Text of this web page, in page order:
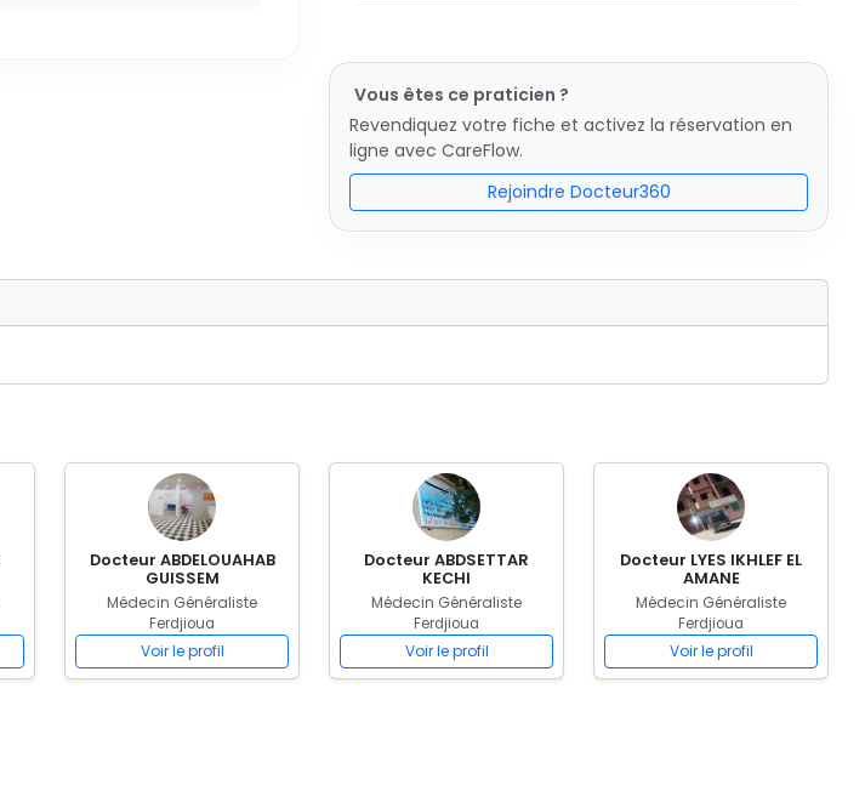
Vous êtes ce praticien ?
Revendiquez votre fiche et activez la réservation en
ligne avec CareFlow.
Rejoindre Docteur360
Docteur ABDELOUAHAB
GUISSEM
Médecin Généraliste
Ferdjioua
Voir le profil
Docteur ABDSETTAR
KECHI
Médecin Généraliste
Ferdjioua
Voir le profil
Docteur LYES IKHLEF EL
AMANE
Médecin Généraliste
Ferdjioua
Voir le profil